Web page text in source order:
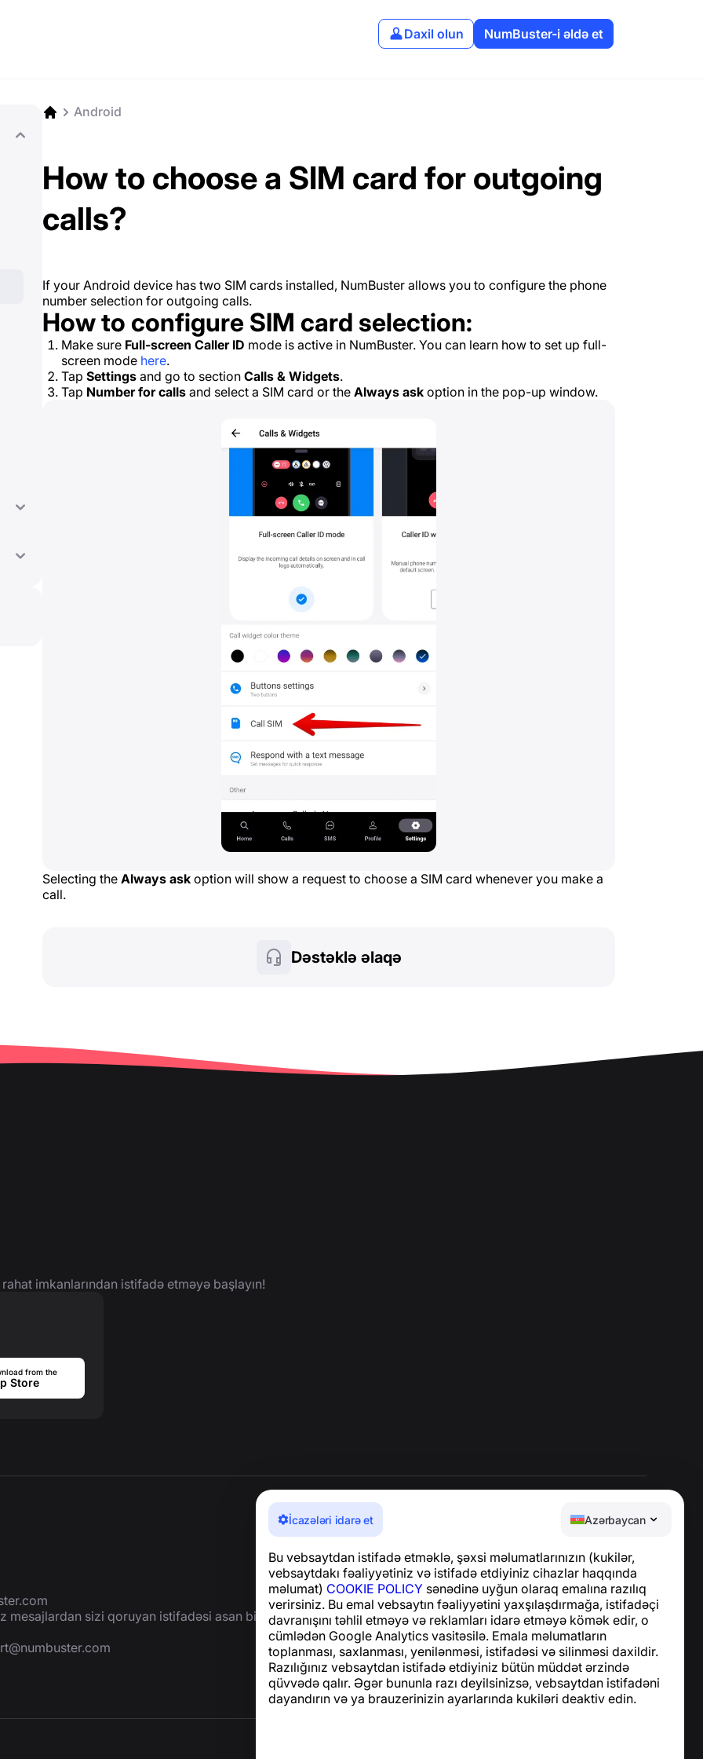
Daxil olun NumBuster-i əldə et
İcazələri idarə et Azərbaycan
Bu vebsaytdan istifadə etməklə, şəxsi məlumatlarınızın (kukilər,
vebsaytdakı fəaliyyətiniz və istifadə etdiyiniz cihazlar haqqında
məlumat) COOKIE POLICY sənədinə uyğun olaraq emalına razılıq
verirsiniz. Bu emal vebsaytın fəaliyyətini yaxşılaşdırmağa, istifadəçi
davranışını təhlil etməyə və reklamları idarə etməyə kömək edir, o
cümlədən Google Analytics vasitəsilə. Emala məlumatların
toplanması, saxlanması, yenilənməsi, istifadəsi və silinməsi daxildir.
Razılığınız vebsaytdan istifadə etdiyiniz bütün müddət ərzində
qüvvədə qalır. Əgər bununla razı deyilsinizsə, vebsaytdan istifadəni
dayandırın və ya brauzerinizin ayarlarında kukiləri deaktiv edin.
Android
How to choose a SIM card for outgoing
calls?
If your Android device has two SIM cards installed, NumBuster allows you to configure the phone
number selection for outgoing calls.
How to configure SIM card selection:
Make sure Full-screen Caller ID mode is active in NumBuster. You can learn how to set up full-
screen mode here.
Tap Settings and go to section Calls & Widgets.
Tap Number for calls and select a SIM card or the Always ask option in the pop-up window.
Selecting the Always ask option will show a request to choose a SIM card whenever you make a
call.
Dəstəklə əlaqə
rahat imkanlarından istifadə etməyə başlayın!
from the
Store
mesajlardan sizi qoruyan istifadəsi asan bir
Xəbərlər və Məqalələr
Layihə haqqında
Əlaqə